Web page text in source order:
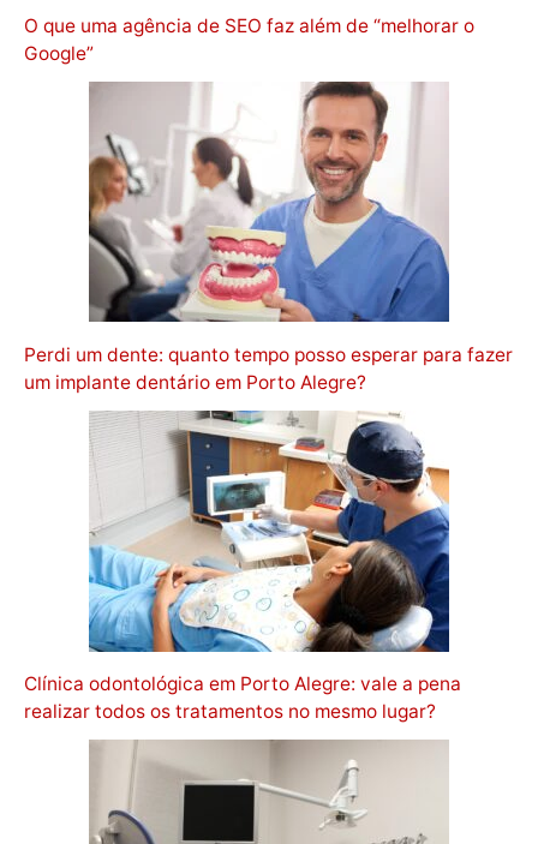
O que uma agência de SEO faz além de “melhorar o
Google”
Perdi um dente: quanto tempo posso esperar para fazer
um implante dentário em Porto Alegre?
Clínica odontológica em Porto Alegre: vale a pena
realizar todos os tratamentos no mesmo lugar?